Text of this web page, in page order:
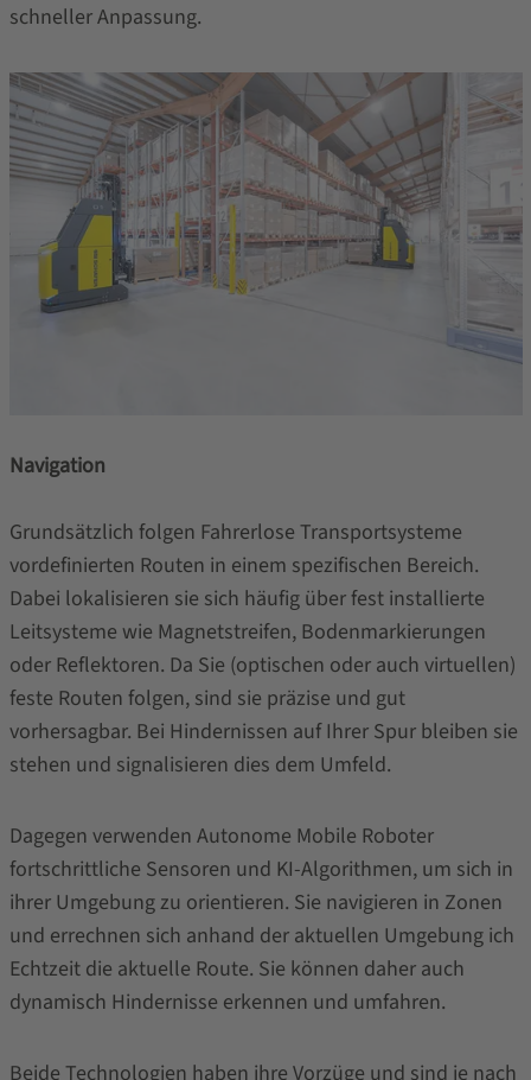
schneller Anpassung.
Navigation
Grundsätzlich folgen Fahrerlose Transportsysteme
vordefinierten Routen in einem spezifischen Bereich.
Dabei lokalisieren sie sich häufig über fest installierte
Leitsysteme wie Magnetstreifen, Bodenmarkierungen
oder Reflektoren. Da Sie (optischen oder auch virtuellen)
feste Routen folgen, sind sie präzise und gut
vorhersagbar. Bei Hindernissen auf Ihrer Spur bleiben sie
stehen und signalisieren dies dem Umfeld.
Dagegen verwenden Autonome Mobile Roboter
fortschrittliche Sensoren und KI-Algorithmen, um sich in
ihrer Umgebung zu orientieren. Sie navigieren in Zonen
und errechnen sich anhand der aktuellen Umgebung ich
Echtzeit die aktuelle Route. Sie können daher auch
dynamisch Hindernisse erkennen und umfahren.
Beide Technologien haben ihre Vorzüge und sind je nach